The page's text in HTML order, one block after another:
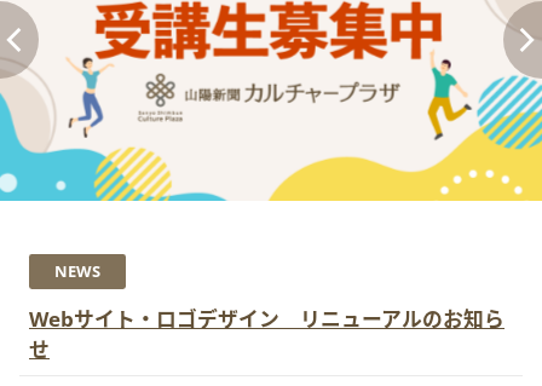
NEWS
Webサイト・ロゴデザイン リニューアルのお知ら
せ